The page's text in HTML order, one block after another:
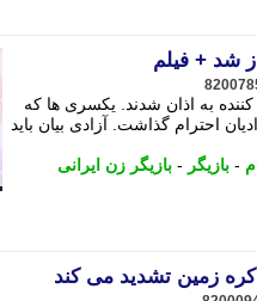
شد + فیلم
به اذان شدند. یکسری ها که
احترام گذاشت. آزادی بیان باید
- بازیگر - بازیگر زن ایرانی
کره زمین تشدید می کند